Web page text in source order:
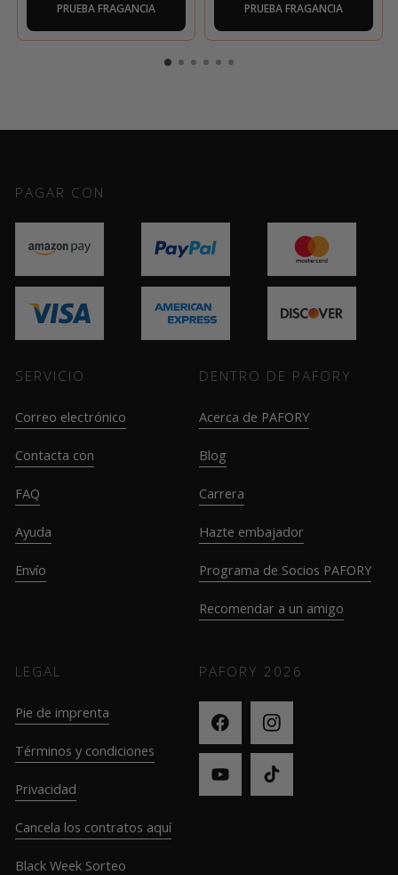
PRUEBA FRAGANCIA PRUEBA FRAGANCIA
PAGAR CON
SERVICIO
Correo electrónico
Contacta con
FAQ
Ayuda
Envío
DENTRO DE PAFORY
Acerca de PAFORY
Blog
Carrera
Hazte embajador
Programa de Socios PAFORY
Recomendar a un amigo
LEGAL
Pie de imprenta
Términos y condiciones
Privacidad
Cancela los contratos aquí
Black Week Sorteo
PAFORY 2026